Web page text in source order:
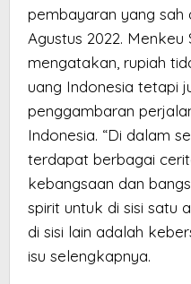
pembayaran yang sah
Agustus 2022.
mengatakan, rupiah
uang Indonesia tetapi
penggambaran
Indonesia. “Di dalam
terdapat berbagai
kebangsaan dan
spirit untuk di sisi satu
di sisi lain adalah
isu selengkapnya.